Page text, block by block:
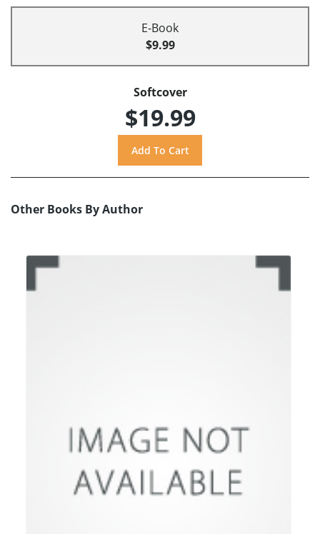
E-Book
$9.99
Softcover
$19.99
Other Books By Author